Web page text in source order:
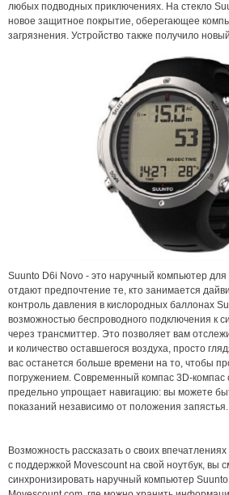
любых подводных приключениях. На стекло
новое защитное покрытие, оберегающее
загрязнения. Устройство также получило
Suunto D6i Novo - это наручный компьютер для
отдают предпочтение те, кто занимается
контроль давления в кислородных баллонах
возможностью беспроводного подключения к
через трансмиттер. Это позволяет вам
и количество оставшегося воздуха, просто
вас останется больше времени на то, чтобы
погружением. Современный компас 3D-компас
предельно упрощает навигацию: вы можете
показаний независимо от положения запястья.
Возможность рассказать о своих
с поддержкой Movescount на свой ноутбук, вы
синхронизировать наручный компьютер